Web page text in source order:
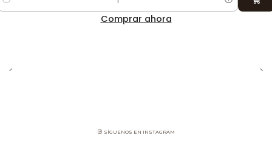
Comprar ahora
SÍGUENOS EN INSTAGRAM